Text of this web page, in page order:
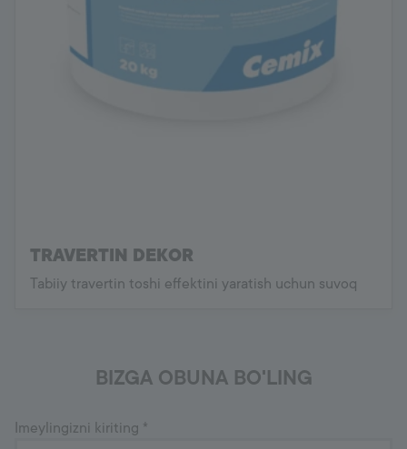
TRAVERTIN DEKOR
Tabiiy travertin toshi effektini yaratish uchun suvoq
BIZGA OBUNA BO'LING
Imeylingizni kiriting *